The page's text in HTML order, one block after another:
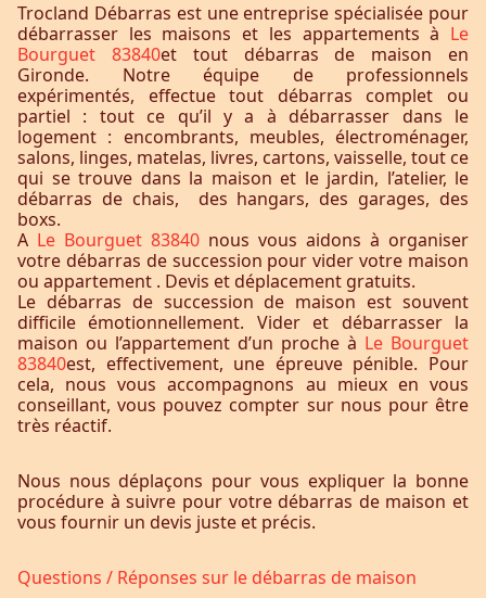
Trocland Débarras est une entreprise spécialisée pour
débarrasser les maisons et les appartements à Le
Bourguet 83840et tout débarras de maison en
Gironde. Notre équipe de professionnels
expérimentés, effectue tout débarras complet ou
partiel : tout ce qu’il y a à débarrasser dans le
logement : encombrants, meubles, électroménager,
salons, linges, matelas, livres, cartons, vaisselle, tout ce
qui se trouve dans la maison et le jardin, l’atelier, le
débarras de chais, des hangars, des garages, des
boxs.
A Le Bourguet 83840 nous vous aidons à organiser
votre débarras de succession pour vider votre maison
ou appartement . Devis et déplacement gratuits.
Le débarras de succession de maison est souvent
difficile émotionnellement. Vider et débarrasser la
maison ou l’appartement d’un proche à Le Bourguet
83840est, effectivement, une épreuve pénible. Pour
cela, nous vous accompagnons au mieux en vous
conseillant, vous pouvez compter sur nous pour être
très réactif.
Nous nous déplaçons pour vous expliquer la bonne
procédure à suivre pour votre débarras de maison et
vous fournir un devis juste et précis.
Questions / Réponses sur le débarras de maison